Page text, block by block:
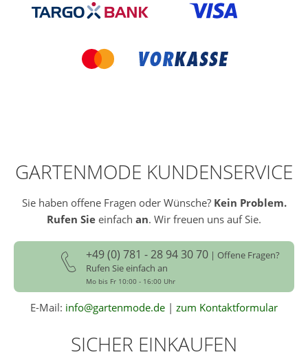
GARTENMODE KUNDENSERVICE
Sie haben offene Fragen oder Wünsche? Kein Problem.
Rufen Sie einfach an. Wir freuen uns auf Sie.
+49 (0) 781 - 28 94 30 70 | Offene Fragen?
Rufen Sie einfach an
Mo bis Fr 10:00 - 16:00 Uhr
E-Mail: info@gartenmode.de | zum Kontaktformular
SICHER EINKAUFEN